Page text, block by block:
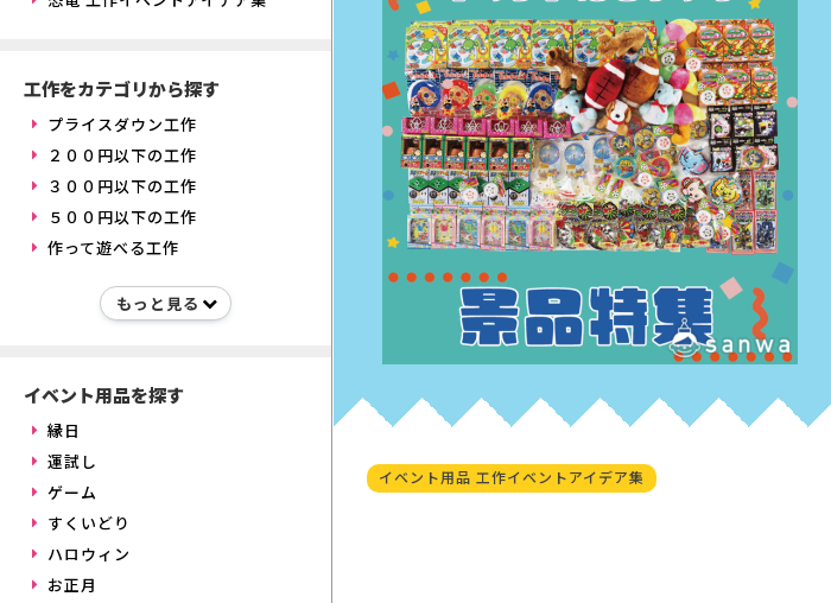
工作をカテゴリから探す
プライスダウン工作
２００円以下の工作
３００円以下の工作
５００円以下の工作
作って遊べる工作
イベント用品を探す
縁日
運試し
ゲーム
すくいどり
ハロウィン
お正月
イベント用品 工作イベントアイデア集